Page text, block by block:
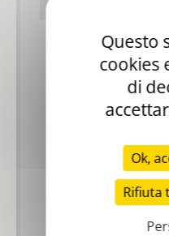
Tutti gli
Questo
cookies
di
Ok,
Rifiuta